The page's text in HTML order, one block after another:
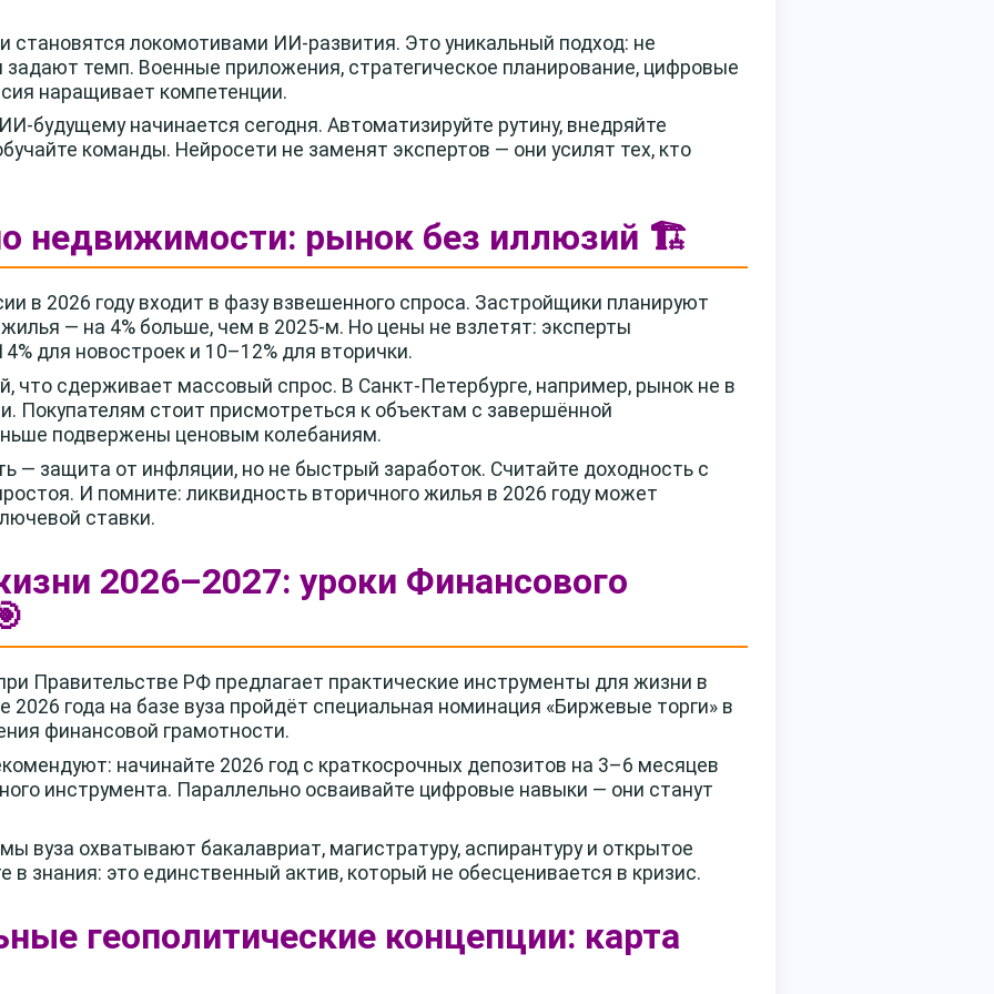
становятся локомотивами ИИ-развития. Это уникальный подход: не
задают темп. Военные приложения, стратегическое планирование, цифровые
наращивает компетенции.
будущему начинается сегодня. Автоматизируйте рутину, внедряйте
команды. Нейросети не заменят экспертов — они усилят тех, кто
недвижимости: рынок без иллюзий 🏗️
в 2026 году входит в фазу взвешенного спроса. Застройщики планируют
— на 4% больше, чем в 2025-м. Но цены не взлетят: эксперты
для новостроек и 10–12% для вторички.
что сдерживает массовый спрос. В Санкт-Петербурге, например, рынок не в
Покупателям стоит присмотреться к объектам с завершённой
подвержены ценовым колебаниям.
— защита от инфляции, но не быстрый заработок. Считайте доходность с
И помните: ликвидность вторичного жилья в 2026 году может
ставки.
2026–2027: уроки Финансового
Правительстве РФ предлагает практические инструменты для жизни в
2026 года на базе вуза пройдёт специальная номинация «Биржевые торги» в
финансовой грамотности.
начинайте 2026 год с краткосрочных депозитов на 3–6 месяцев
инструмента. Параллельно осваивайте цифровые навыки — они станут
вуза охватывают бакалавриат, магистратуру, аспирантуру и открытое
в знания: это единственный актив, который не обесценивается в кризис.
геополитические концепции: карта